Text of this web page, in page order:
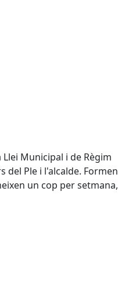
Municipal i de Règim
del Ple i l'alcalde. Formen
un cop per setmana,